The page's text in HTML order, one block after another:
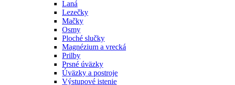
Laná
Lezečky
Mačky
Osmy
Ploché slučky
Magnézium a vrecká
Prilby
Prsné úväzky
Úväzky a postroje
Výstupové istenie